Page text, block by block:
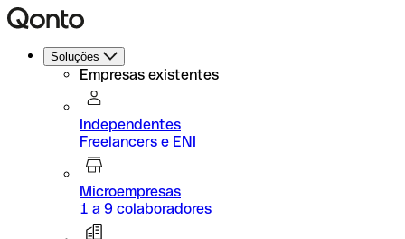
Soluções
Empresas existentes
Independentes
Freelancers e ENI
Microempresas
1 a 9 colaboradores